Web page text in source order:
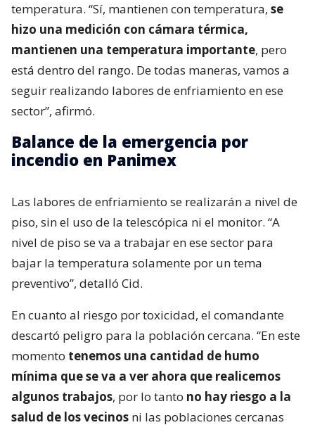
temperatura. “Sí, mantienen con temperatura, se
hizo una medición con cámara térmica,
mantienen una temperatura importante, pero
está dentro del rango. De todas maneras, vamos a
seguir realizando labores de enfriamiento en ese
sector”, afirmó.
Balance de la emergencia por
incendio en Panimex
Las labores de enfriamiento se realizarán a nivel de
piso, sin el uso de la telescópica ni el monitor. “A
nivel de piso se va a trabajar en ese sector para
bajar la temperatura solamente por un tema
preventivo”, detalló Cid.
En cuanto al riesgo por toxicidad, el comandante
descartó peligro para la población cercana. “En este
momento tenemos una cantidad de humo
mínima que se va a ver ahora que realicemos
algunos trabajos, por lo tanto no hay riesgo a la
salud de los vecinos ni las poblaciones cercanas